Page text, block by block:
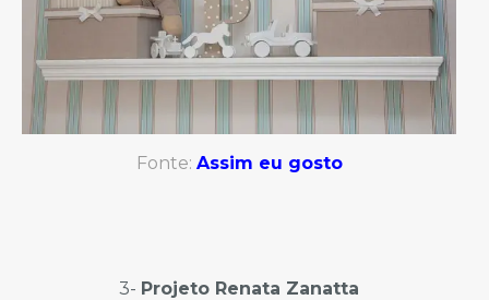
Fonte: Assim eu gosto
3- Projeto Renata Zanatta